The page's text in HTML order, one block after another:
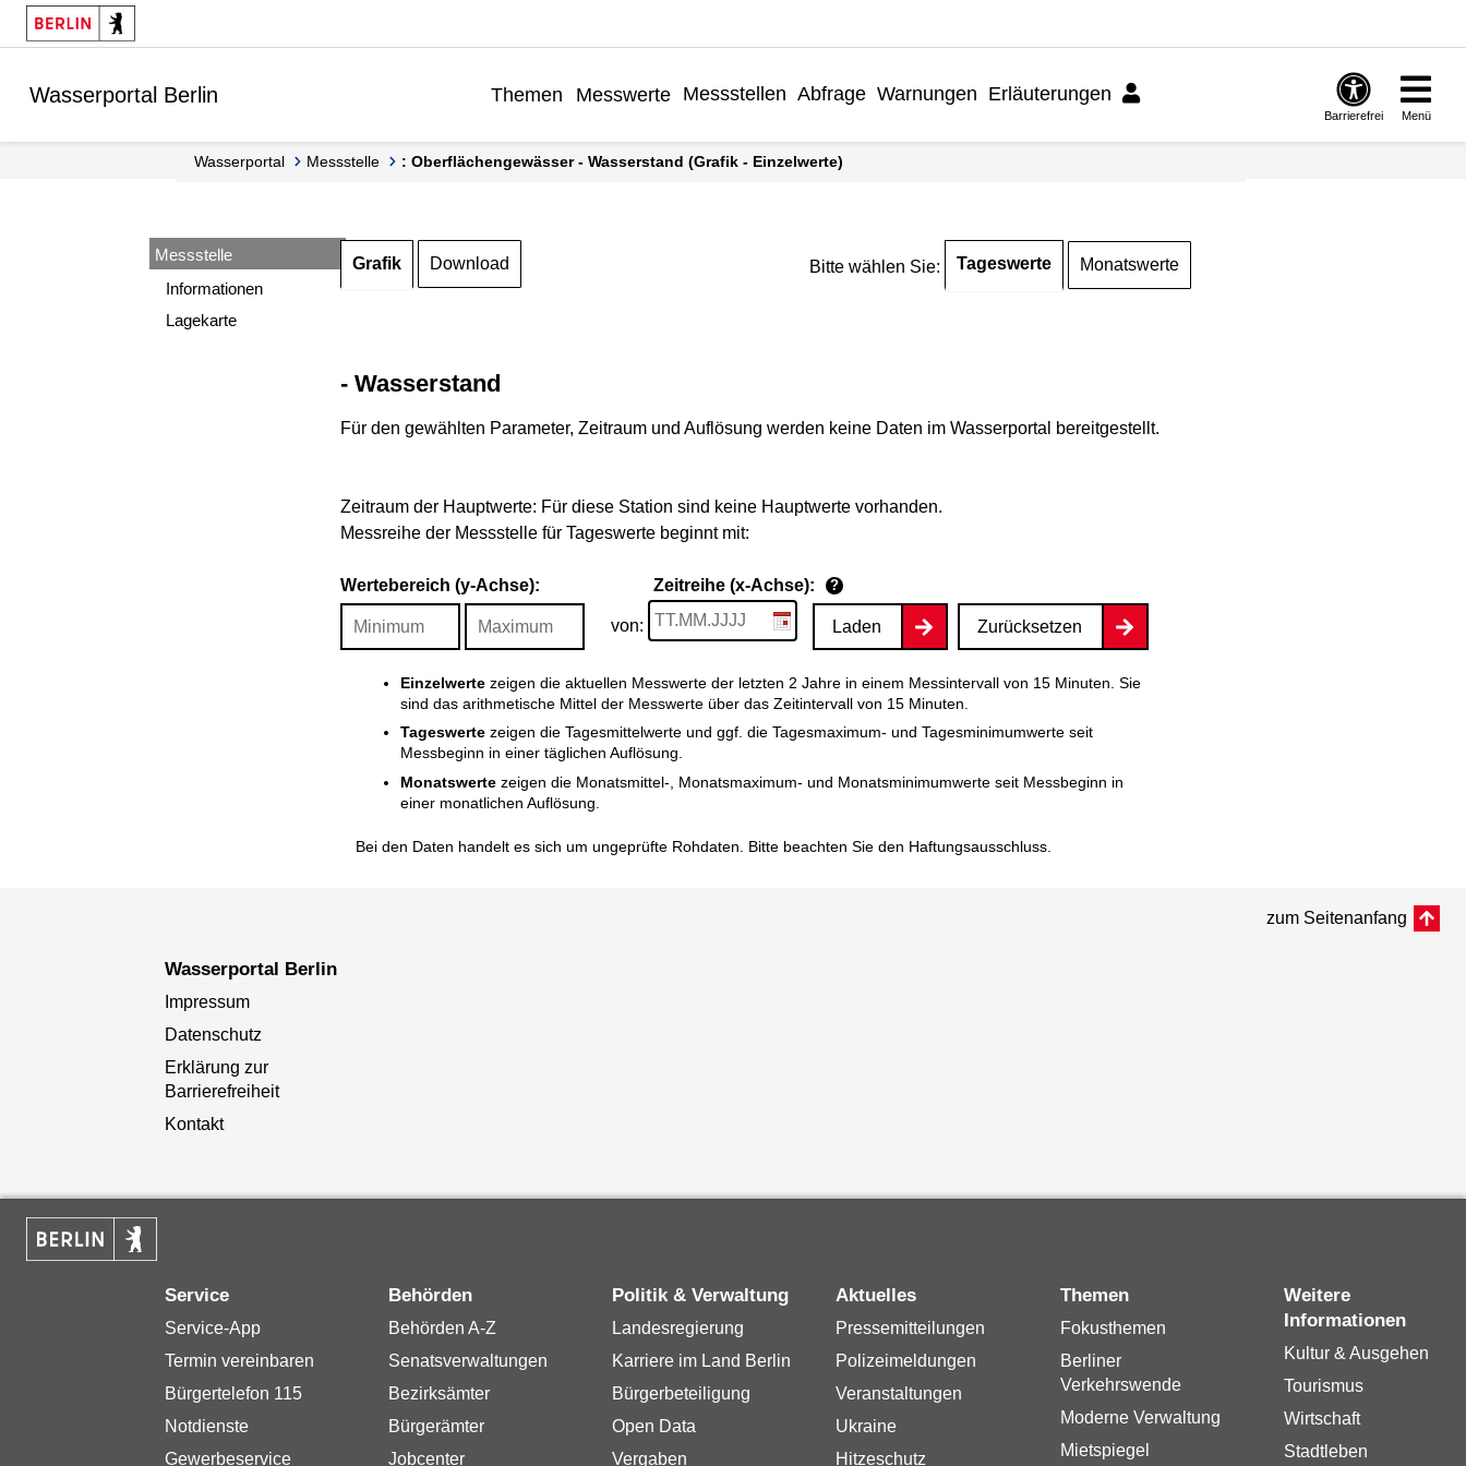
Springe zur Navigation
Springe zum Inhalt
Wasserportal Berlin Themen Messwerte Messstellen Abfrage Warnungen Erläuterungen
Barrierefrei Menü
Wasserportal Messstelle : Oberflächengewässer - Wasserstand (Grafik - Einzelwerte)
Messstelle
Informationen
Lagekarte
Grafik Download Bitte wählen Sie: Tageswerte Monatswerte
- Wasserstand
Für den gewählten Parameter, Zeitraum und Auflösung werden keine Daten im Wasserportal bereitgestellt.
Zeitraum der Hauptwerte: Für diese Station sind keine Hauptwerte vorhanden.
Messreihe der Messstelle für Tageswerte beginnt mit:
Wertebereich (y-Achse): Zeitreihe (x-Achse): ?
von: Laden Zurücksetzen
Einzelwertezeigen die aktuellen Messwerte der letzten 2 Jahre in einem Messintervall von 15 Minuten. Sie
sind das arithmetische Mittel der Messwerte über das Zeitintervall von 15 Minuten.
Tageswertezeigen die Tagesmittelwerte und ggf. die Tagesmaximum- und Tagesminimumwerte seit
Messbeginn in einer täglichen Auflösung.
Monatswertezeigen die Monatsmittel-, Monatsmaximum- und Monatsminimumwerte seit Messbeginn in
einer monatlichen Auflösung.
Bei den Daten handelt es sich um ungeprüfte Rohdaten. Bitte beachten Sie den Haftungsausschluss.
zum Seitenanfang
Wasserportal Berlin
Impressum
Datenschutz
Erklärung zur
Barrierefreiheit
Kontakt
Service
Service-App
Termin vereinbaren
Bürgertelefon 115
Notdienste
Gewerbeservice
Behörden
Behörden A-Z
Senatsverwaltungen
Bezirksämter
Bürgerämter
Jobcenter
Politik & Verwaltung
Landesregierung
Karriere im Land Berlin
Bürgerbeteiligung
Open Data
Vergaben
Aktuelles
Pressemitteilungen
Polizeimeldungen
Veranstaltungen
Ukraine
Hitzeschutz
Themen
Fokusthemen
Berliner
Verkehrswende
Moderne Verwaltung
Mietspiegel
Weitere
Informationen
Kultur & Ausgehen
Tourismus
Wirtschaft
Stadtleben